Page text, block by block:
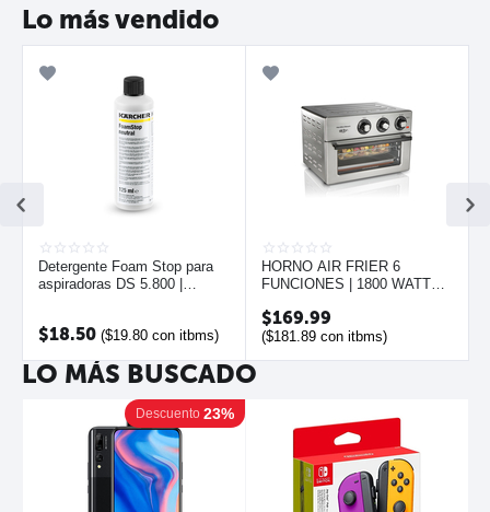
Lo más vendido
Detergente Foam Stop para
aspiradoras DS 5.800 |
$18.50 ($19.80 con itbms)
HORNO AIR FRIER 6
FUNCIONES | 1800 WATTS |
$169.99
($181.89 con itbms)
LO MÁS BUSCADO
Descuento 23%